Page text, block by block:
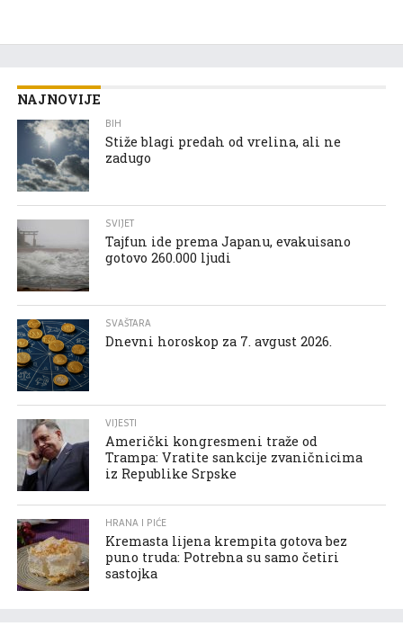
NAJNOVIJE
BIH
Stiže blagi predah od vrelina, ali ne
zadugo
SVIJET
Tajfun ide prema Japanu, evakuisano
gotovo 260.000 ljudi
SVAŠTARA
Dnevni horoskop za 7. avgust 2026.
VIJESTI
Američki kongresmeni traže od
Trampa: Vratite sankcije zvaničnicima
iz Republike Srpske
HRANA I PIĆE
Kremasta lijena krempita gotova bez
puno truda: Potrebna su samo četiri
sastojka